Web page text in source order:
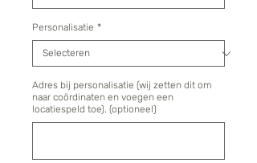
Personalisatie *
Adres bij personalisatie (wij zetten dit om
naar coördinaten en voegen een
locatiespeld toe). (optioneel)